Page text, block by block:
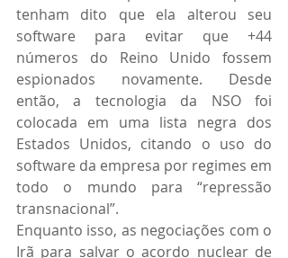
tenham dito que ela alterou seu
software para evitar que +44
números do Reino Unido fossem
espionados novamente. Desde
então, a tecnologia da NSO foi
colocada em uma lista negra dos
Estados Unidos, citando o uso do
software da empresa por regimes em
todo o mundo para “repressão
transnacional”.
Enquanto isso, as negociações com o
Irã para salvar o acordo nuclear de